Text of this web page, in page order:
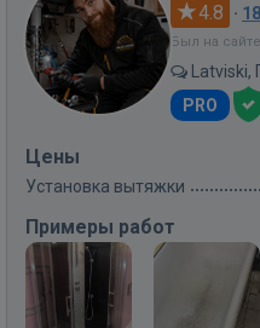
4.8 ·
Был на
Latviski,
PRO
Цены
Установка вытяжки
Примеры работ